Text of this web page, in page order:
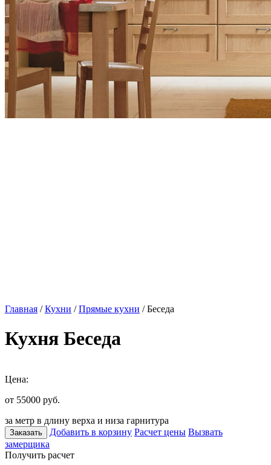
Главная /Кухни /Прямые кухни / Беседа
Кухня Беседа
Цена:
от 55000 руб.
за метр в длину верха и низа гарнитура
Заказать Добавить в корзину Расчет цены Вызвать
замерщика
Получить расчет